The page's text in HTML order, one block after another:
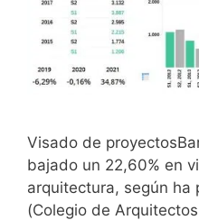
Visado de
bajado un 22,60% en
arquitectura, según ha
(Colegio de